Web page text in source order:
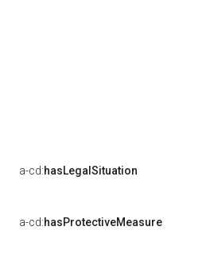
a-cd:hasLegalSituation
a-cd:hasProtectiveMeasure